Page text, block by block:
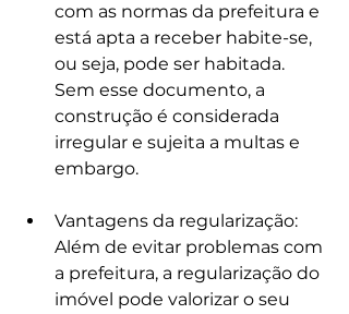
com as normas da prefeitura e
está apta a receber habite-se,
ou seja, pode ser habitada.
Sem esse documento, a
construção é considerada
irregular e sujeita a multas e
embargo.
Vantagens da regularização:
Além de evitar problemas com
a prefeitura, a regularização do
imóvel pode valorizar o seu